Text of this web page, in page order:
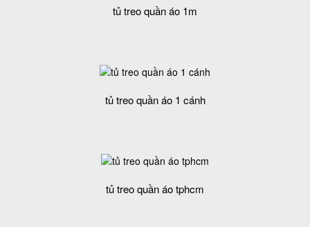
tủ treo quần áo 1m
tủ treo quần áo 1 cánh
tủ treo quần áo tphcm